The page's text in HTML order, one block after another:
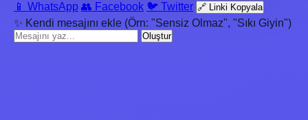
📱 WhatsApp 👥 Facebook 🐦 Twitter 🔗 Linki Kopyala
✨ Kendi mesajını ekle (Örn: "Sensiz Olmaz", "Sıkı Giyin")
Oluştur